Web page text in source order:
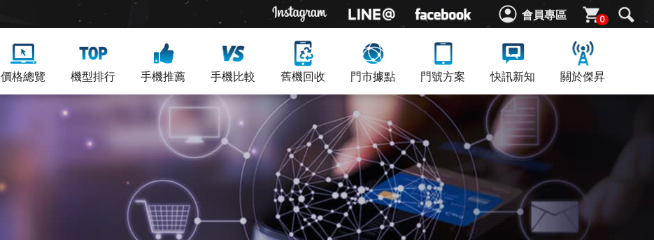
會員專區 0
價格總覽 機型排行 手機推薦 手機比較 舊機回收 門市據點 門號方案 快訊新知 關於傑昇